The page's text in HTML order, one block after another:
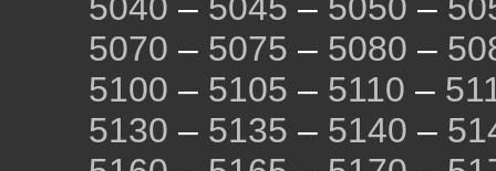
5040 – 5045 – 5050 –
5070 – 5075 – 5080 –
5100 – 5105 – 5110 –
5130 – 5135 – 5140 –